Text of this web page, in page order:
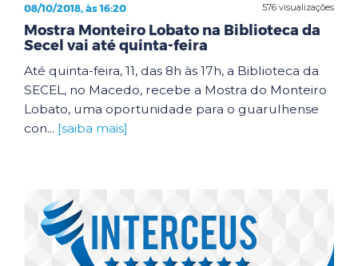
576 visualizações
08/10/2018, às 16:20
Mostra Monteiro Lobato na Biblioteca da
Secel vai até quinta-feira
Até quinta-feira, 11, das 8h às 17h, a Biblioteca da
SECEL, no Macedo, recebe a Mostra do Monteiro
Lobato, uma oportunidade para o guarulhense
con... [saiba mais]